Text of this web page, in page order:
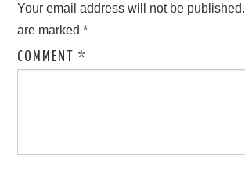
Your email address will not be published.
are marked*
COMMENT*